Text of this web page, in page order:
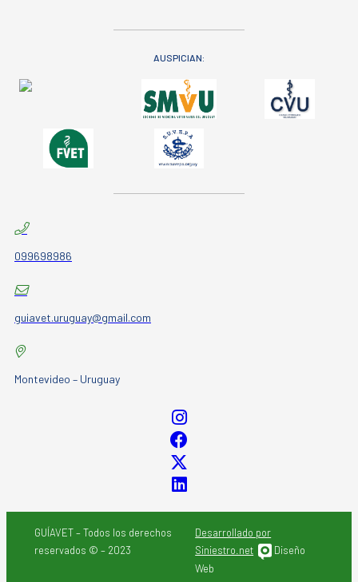
AUSPICIAN:
099698986
guiavet.uruguay@gmail.com
Montevideo – Uruguay
GUÍAVET – Todos los derechos
reservados © – 2023
Desarrollado por
Siniestro.net
Diseño
Web